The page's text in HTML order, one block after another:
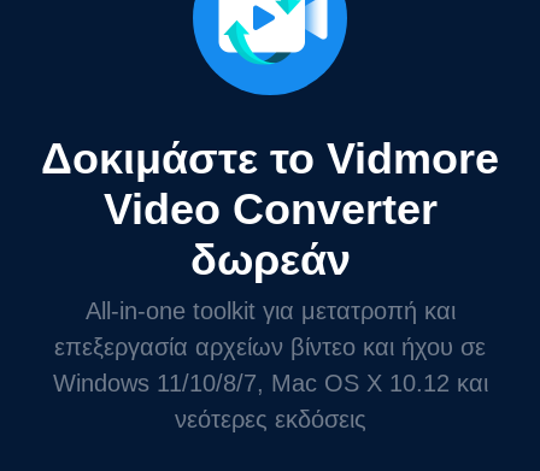
Δοκιμάστε το Vidmore
Video Converter
δωρεάν
All-in-one toolkit για μετατροπή και
επεξεργασία αρχείων βίντεο και ήχου σε
Windows 11/10/8/7, Mac OS X 10.12 και
νεότερες εκδόσεις